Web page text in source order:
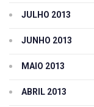
JULHO 2013
JUNHO 2013
MAIO 2013
ABRIL 2013